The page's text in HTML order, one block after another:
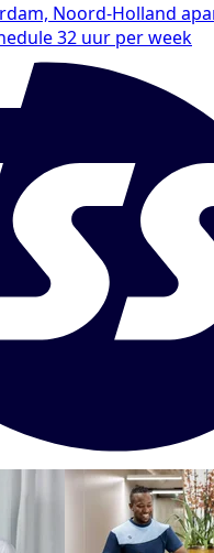
Noord-Holland
32 uur per week